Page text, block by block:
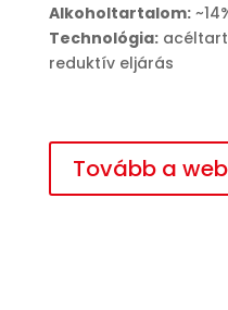
Alkoholtartalom:
Technológia:
reduktív eljárás
Tovább a